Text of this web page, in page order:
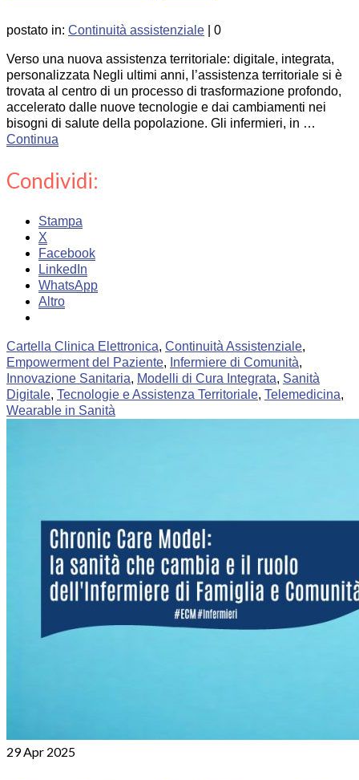
postato in: Continuità assistenziale 0
Verso una nuova assistenza territoriale: digitale, integrata,
personalizzata Negli ultimi anni, l’assistenza territoriale si è
trovata al centro di un processo di trasformazione profondo,
accelerato dalle nuove tecnologie e dai cambiamenti nei
bisogni di salute della popolazione. Gli infermieri, in …
Continua
Condividi:
Stampa
X
Facebook
LinkedIn
WhatsApp
Altro
Cartella Clinica Elettronica, Continuità Assistenziale,
Empowerment del Paziente, Infermiere di Comunità,
Innovazione Sanitaria, Modelli di Cura Integrata, Sanità
Digitale, Tecnologie e Assistenza Territoriale, Telemedicina,
Wearable in Sanità
29Apr 2025